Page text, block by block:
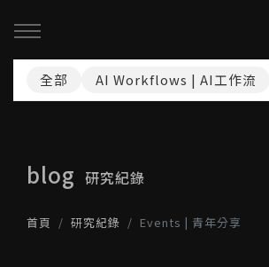
回主選單
最新消息
回主選單
AiGC學院
回主選單
小型人力提升計畫申請
全部 AI Workflows | AI工作流
blog 研究紀錄
首頁 研究紀錄 Events | 青年分享